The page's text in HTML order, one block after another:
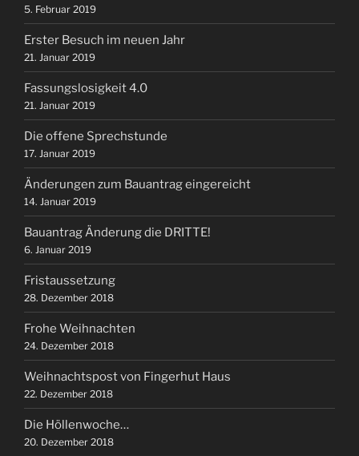
5. Februar 2019
Erster Besuch im neuen Jahr
21. Januar 2019
Fassungslosigkeit 4.0
21. Januar 2019
Die offene Sprechstunde
17. Januar 2019
Änderungen zum Bauantrag eingereicht
14. Januar 2019
Bauantrag Änderung die DRITTE!
6. Januar 2019
Fristaussetzung
28. Dezember 2018
Frohe Weihnachten
24. Dezember 2018
Weihnachtspost von Fingerhut Haus
22. Dezember 2018
Die Höllenwoche…
20. Dezember 2018